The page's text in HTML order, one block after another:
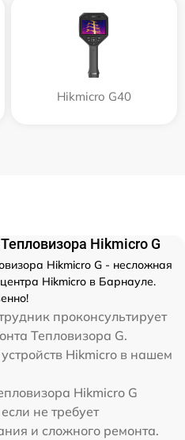
Hikmicro G40
Hikmicro G
Hikmicro G - несложная
Hikmicro в Барнауле.
проконсультирует
Тепловизора G.
Hikmicro в нашем
Hikmicro G
не требует
и сложного ремонта.